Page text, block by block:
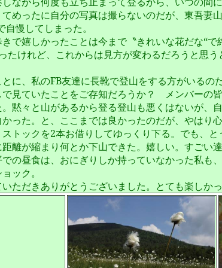
めったに自分の写真は撮らないのだが、東吾
慢してしまった。
で嬉しかったことは今まで〝きれいな花だな“
たけれど、これからは見方が変わるだろうと思
に、私のFB友達に長靴で登山をする方がいる
見ていたことをご存知だろうか？ メンバーの
黙々と山があるから登る登山も悪くはないが
った。と、ここまでは良かったのだが、やは
トックを2本お借りしてゆっくり下る。でも、
離が縮まり何とか下山できた。嬉しい。すごい達
の昼食は、おにぎりしか持っていなかった私
ック。
ただきありがとうございました。とても楽しかっ